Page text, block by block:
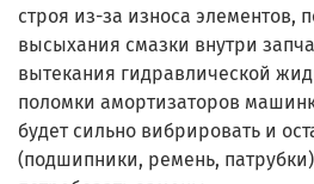
строя из-за износа элементов,
высыхания смазки внутри
вытекания гидравлической
поломки амортизаторов
будет сильно вибрировать и
(подшипники, ремень,